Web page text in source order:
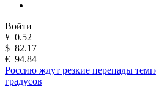
Войти
¥ 0.52
$ 82.17
€ 94.84
Россию ждут резкие перепады
градусов